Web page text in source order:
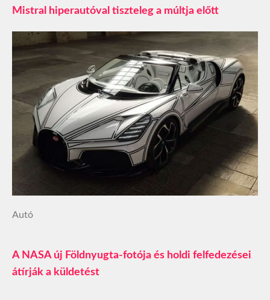
Mistral hiperautóval tiszteleg a múltja előtt
Autó
A NASA új Földnyugta-fotója és holdi felfedezései
átírják a küldetést